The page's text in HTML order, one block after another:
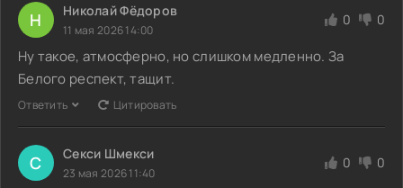
Н Николай Фёдоров
11 мая 2026 14:00
0 0
Ну такое, атмосферно, но слишком медленно. За
Белого респект, тащит.
Ответить Цитировать
С Секси Шмекси
23 мая 2026 11:40
0 0